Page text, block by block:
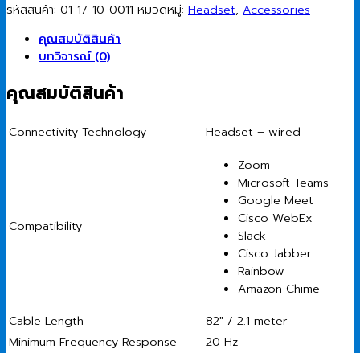
รหัสสินค้า: 01-17-10-0011 หมวดหมู่: Headset, Accessories
คุณสมบัติสินค้า
บทวิจารณ์ (0)
คุณสมบัติสินค้า
Connectivity Technology Headset – wired
Compatibility
Zoom
Microsoft Teams
Google Meet
Cisco WebEx
Slack
Cisco Jabber
Rainbow
Amazon Chime
Cable Length
82″ / 2.1 meter
Minimum Frequency Response
20 Hz